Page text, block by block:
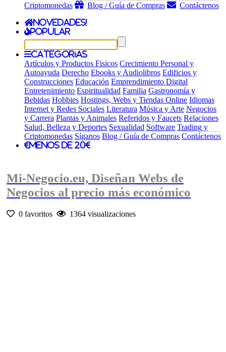
Criptomonedas
Blog / Guía de Compras Contáctenos
Novedades!
Popular
Categorías
Artículos y Productos Fisicos Crecimiento Personal y
Autoayuda Derecho Ebooks y Audiolibros Edificios y
Construcciones Educación Emprendimiento Digital
Entretenimiento Espiritualidad Familia Gastronomía y
Bebidas Hobbies Hostings, Webs y Tiendas Online Idiomas
Internet y Redes Sociales Literatura Música y Arte Negocios
y Carrera Plantas y Animales Referidos y Faucets Relaciones
Salud, Belleza y Deportes Sexualidad Software Trading y
Criptomonedas Síganos Blog / Guía de Compras Contáctenos
Menos de 20€
Mi-Negocio.eu, Diseñan Webs de
Negocios al precio más económico
0 favoritos 1364 visualizaciones